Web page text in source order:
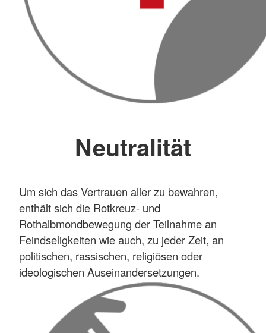
Neutralität
Um sich das Vertrauen aller zu bewahren,
enthält sich die Rotkreuz- und
Rothalbmondbewegung der Teilnahme an
Feindseligkeiten wie auch, zu jeder Zeit, an
politischen, rassischen, religiösen oder
ideologischen Auseinandersetzungen.